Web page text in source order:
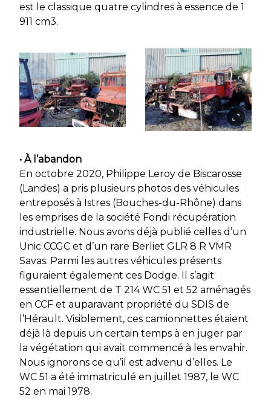
est le classique quatre cylindres à essence de 1
911 cm3.
• À l’abandon
En octobre 2020, Philippe Leroy de Biscarosse
(Landes) a pris plusieurs photos des véhicules
entreposés à Istres (Bouches-du-Rhône) dans
les emprises de la société Fondi récupération
industrielle. Nous avons déjà publié celles d’un
Unic CCGC et d’un rare Berliet GLR 8 R VMR
Savas. Parmi les autres véhicules présents
figuraient également ces Dodge. Il s’agit
essentiellement de T 214 WC 51 et 52 aménagés
en CCF et auparavant propriété du SDIS de
l’Hérault. Visiblement, ces camionnettes étaient
déjà là depuis un certain temps à en juger par
la végétation qui avait commencé à les envahir.
Nous ignorons ce qu’il est advenu d’elles. Le
WC 51 a été immatriculé en juillet 1987, le WC
52 en mai 1978.